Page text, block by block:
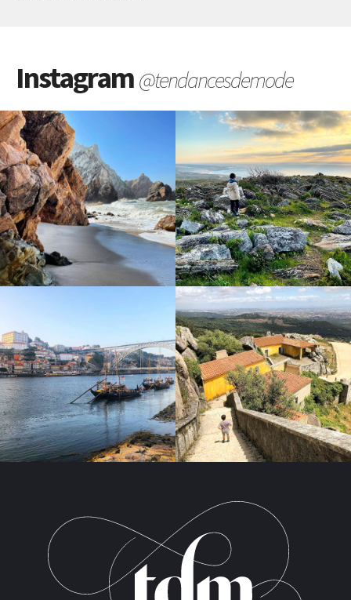
Instagram@tendancesdemode